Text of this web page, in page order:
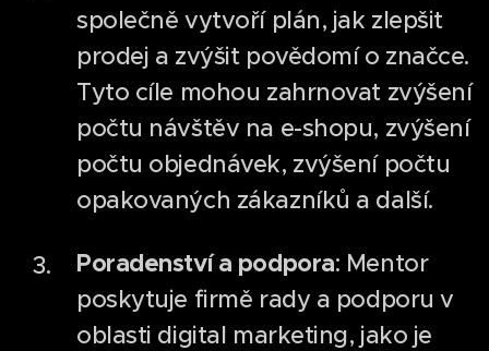
společně vytvoří plán, jak zlepšit
prodej a zvýšit povědomí o značce.
Tyto cíle mohou zahrnovat zvýšení
počtu návštěv na e-shopu, zvýšení
počtu objednávek, zvýšení počtu
opakovaných zákazníků a další.
Poradenství a podpora: Mentor
poskytuje firmě rady a podporu v
oblasti digital marketing, jako je